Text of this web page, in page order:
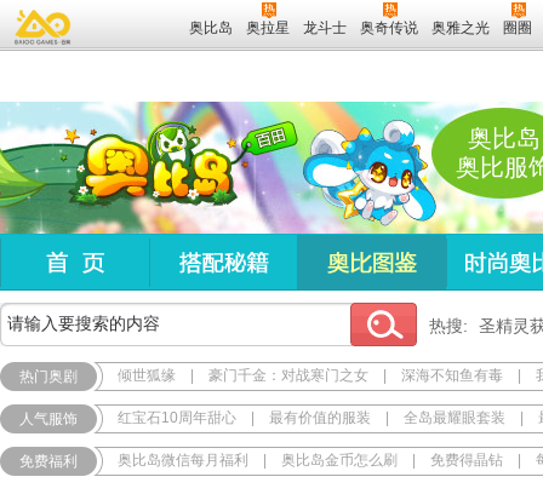
奥比岛 奥拉星 龙斗士 奥奇传说 奥雅之光 圈圈
奥比岛
奥比服
热搜: 圣精灵
热门奥剧 倾世狐缘 豪门千金：对战寒门之女 深海不知鱼有毒
人气服饰 红宝石10周年甜心 最有价值的服装 全岛最耀眼套装
免费福利 奥比岛微信每月福利 奥比岛金币怎么刷 免费得晶钻